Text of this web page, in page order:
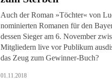
Auch der Roman »Töchter« von
nominierten Romanen für den
dessen Sieger am 6. November
Mitgliedern live vor Publikum
das Zeug zum Gewinner-Buch?
01.11.2018